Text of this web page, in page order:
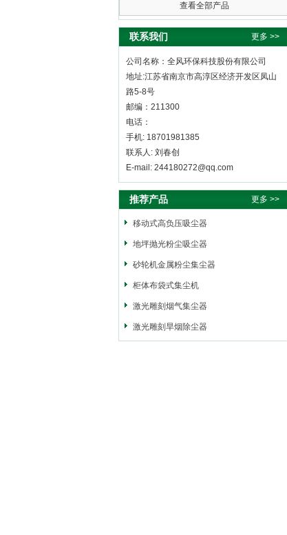
查看全部产品
联系我们 更多 >>
公司名称：全风环保科技股份有限公司
地址:江苏省南京市高淳区经济开发区凤山
路5-8号
邮编：211300
电话：
手机: 18701981385
联系人: 刘春创
E-mail: 244180272@qq.com
推荐产品 更多 >>
移动式高负压吸尘器
地坪抛光粉尘吸尘器
砂轮机金属粉尘集尘器
柜体布袋式集尘机
激光雕刻烟气集尘器
激光雕刻旱烟除尘器